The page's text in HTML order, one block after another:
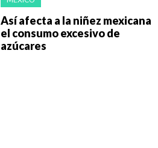
Así afecta a la niñez mexicana
el consumo excesivo de
azúcares